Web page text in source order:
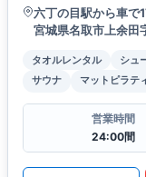
六丁の目駅から車で
宮城県名取市上余田
タオルレンタル シュ
サウナ
マットピラテ
営業時間
24:00間